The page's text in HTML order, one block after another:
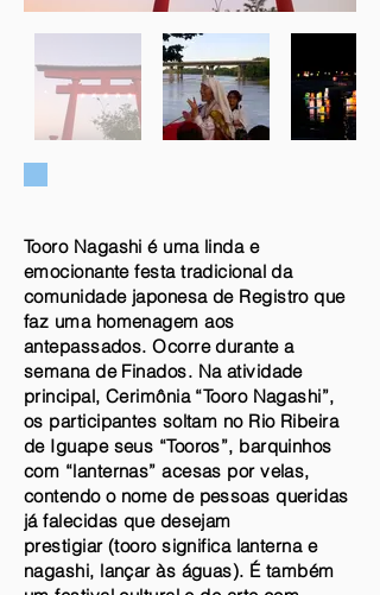
Tooro Nagashi é uma linda e
emocionante festa tradicional da
comunidade japonesa de Registro que
faz uma homenagem aos
antepassados. Ocorre durante a
semana de Finados. Na atividade
principal, Cerimônia “Tooro Nagashi”,
os participantes soltam no Rio Ribeira
de Iguape seus “Tooros”, barquinhos
com “lanternas” acesas por velas,
contendo o nome de pessoas queridas
já falecidas que desejam
prestigiar (tooro significa lanterna e
nagashi, lançar às águas). É também